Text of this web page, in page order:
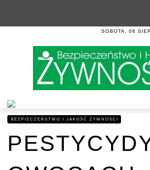
SOBOTA, 08
BEZPIECZEŃSTWO I JAKOŚĆ ŻYWNOŚCI